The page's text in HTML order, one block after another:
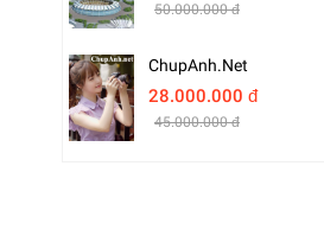
50.000.000 đ
ChupAnh.net
28.000.000 đ
45.000.000 đ